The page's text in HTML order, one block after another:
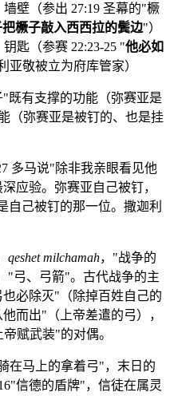
墙壁（参出 27:19 圣幕的"橛
橛子敲入西西拉的鬓边"）
匙（参赛 22:23-25 "他必如
亚敬被立为府库管家）
既有支撑的功能（弥赛亚是
（弥赛亚是被钉的、也是挂
多马说"除非我亲眼看见他
应验。弥赛亚自己被钉，
己被钉的那一位。撒迦利
qeshet milchamah，"战争的
"弓、弓箭"。古代战争的主
必除灭"（除掉百姓自己的
而出"（上帝差遣的弓），
赋武装"的对偶。
在马上的拿着弓"，末日的
信德的盾牌"，信徒在属灵